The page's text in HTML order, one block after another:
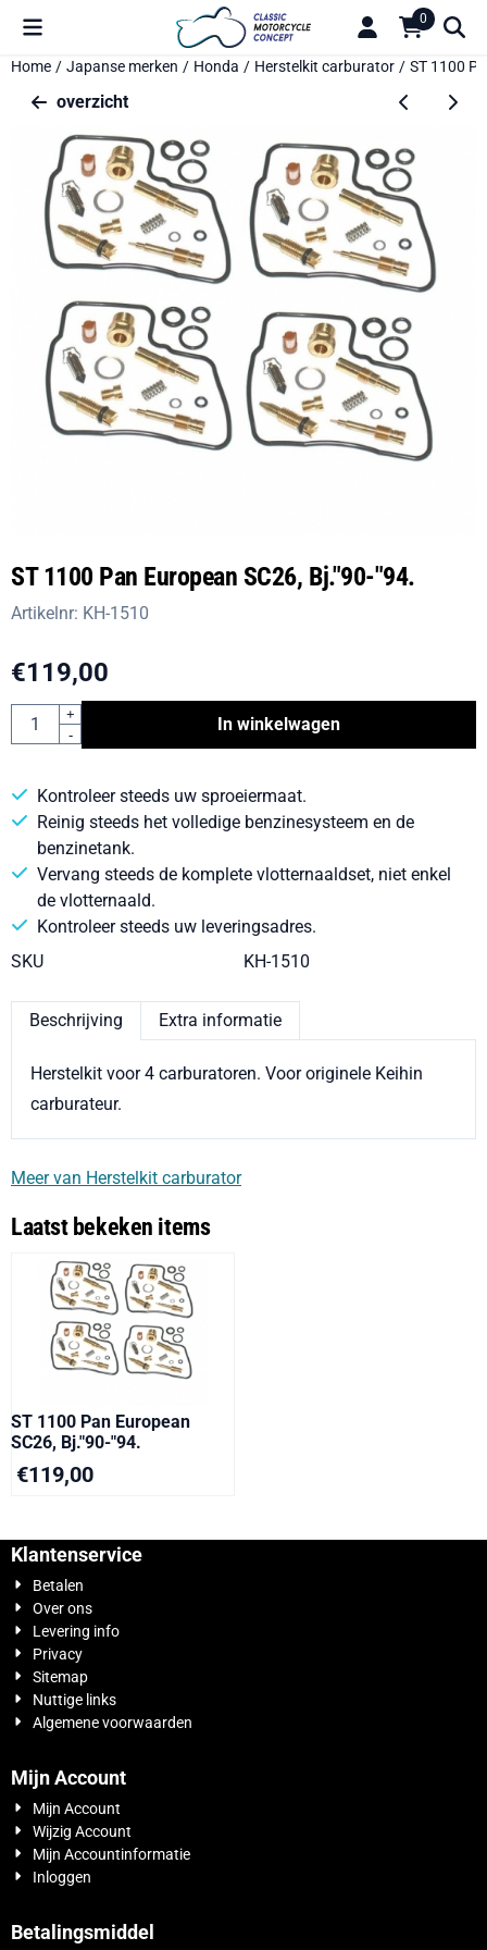
Cookievoorkeuren zijn beschikbaar. Kies instellingen of sta alle
0
Home / Japanse merken / Honda / Herstelkit carburator / ST 1100
overzicht
ST 1100 Pan European SC26, Bj."90-"94.
Artikelnr: KH-1510
€119,00
Aantal
+
-
In winkelwagen
Kontroleer steeds uw sproeiermaat.
Reinig steeds het volledige benzinesysteem en de
benzinetank.
Vervang steeds de komplete vlotternaaldset, niet enkel
de vlotternaald.
Kontroleer steeds uw leveringsadres.
SKU
KH-1510
Beschrijving Extra informatie
Herstelkit voor 4 carburatoren. Voor originele Keihin
carburateur.
Meer van Herstelkit carburator
Laatst bekeken items
ST 1100 Pan European
SC26, Bj."90-"94.
€119,00
Klantenservice
Betalen
Over ons
Levering info
Privacy
Sitemap
Nuttige links
Algemene voorwaarden
Mijn Account
Mijn Account
Wijzig Account
Mijn Accountinformatie
Inloggen
Betalingsmiddel